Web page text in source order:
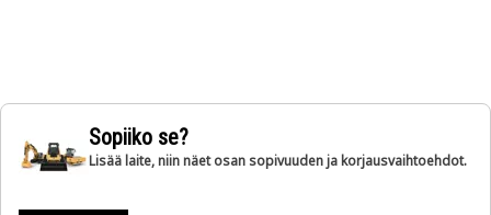
Sopiiko se?
Lisää laite, niin näet osan sopivuuden ja korjausvaihtoehdot.